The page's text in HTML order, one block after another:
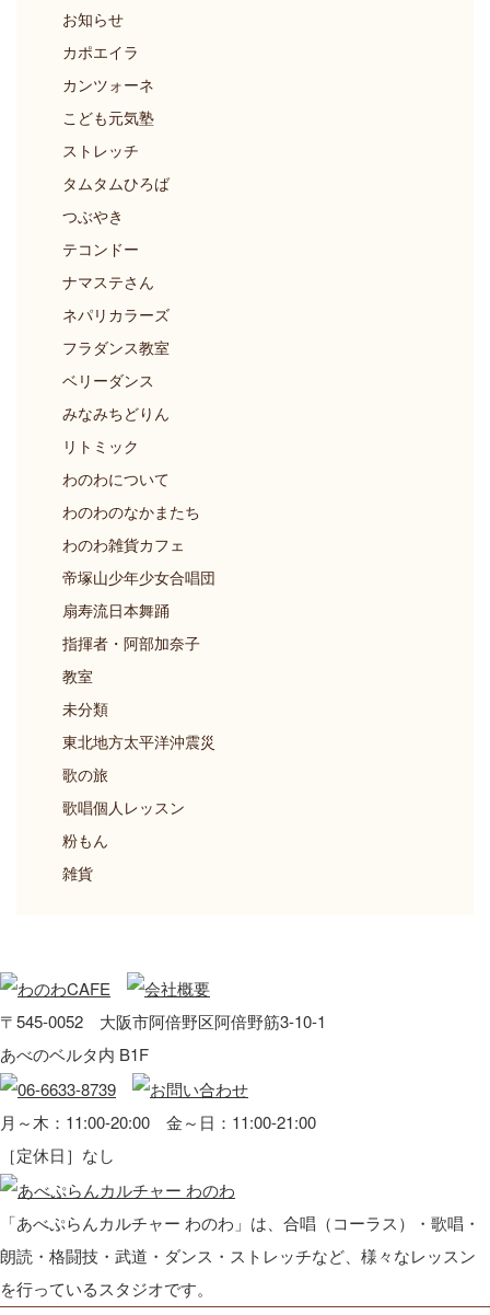
お知らせ
カポエイラ
カンツォーネ
こども元気塾
ストレッチ
タムタムひろば
つぶやき
テコンドー
ナマステさん
ネパリカラーズ
フラダンス教室
ベリーダンス
みなみちどりん
リトミック
わのわについて
わのわのなかまたち
わのわ雑貨カフェ
帝塚山少年少女合唱団
扇寿流日本舞踊
指揮者・阿部加奈子
教室
未分類
東北地方太平洋沖震災
歌の旅
歌唱個人レッスン
粉もん
雑貨
〒545-0052 大阪市阿倍野区阿倍野筋3-10-1
あべのベルタ内 B1F
月～木：11:00-20:00 金～日：11:00-21:00
［定休日］なし
「あべぷらんカルチャー わのわ」は、合唱（コーラス）・歌唱・
朗読・格闘技・武道・ダンス・ストレッチなど、様々なレッスン
を行っているスタジオです。